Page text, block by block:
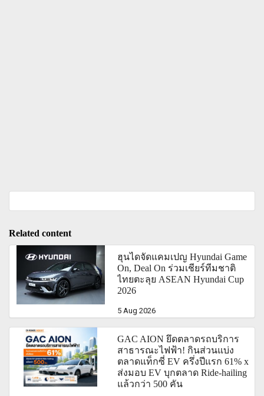
Related content
ฮุนไดจัดแคมเปญ Hyundai Game
On, Deal On ร่วมเชียร์ทีมชาติ
ไทยตะลุย ASEAN Hyundai Cup
2026
5 Aug 2026
GAC AION ยึดตลาดรถบริการ
สาธารณะไฟฟ้า! กินส่วนแบ่ง
ตลาดแท็กซี่ EV ครึ่งปีแรก 61% x
ส่งมอบ EV บุกตลาด Ride-hailing
แล้วกว่า 500 คัน